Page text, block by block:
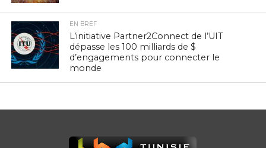
EN BREF
L’initiative Partner2Connect de l’UIT
dépasse les 100 milliards de $
d’engagements pour connecter le
monde